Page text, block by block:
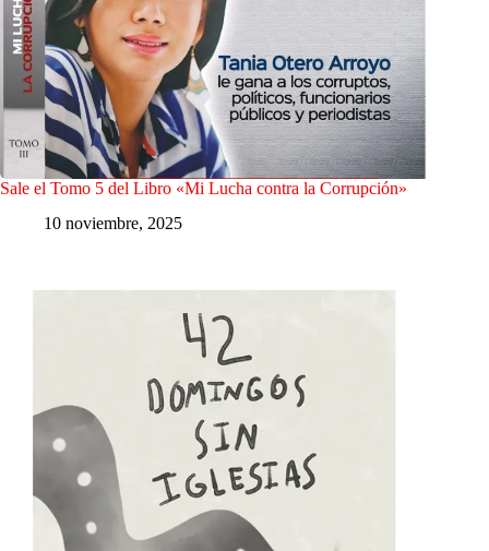
Sale el Tomo 5 del Libro «Mi Lucha contra la Corrupción»
10 noviembre, 2025